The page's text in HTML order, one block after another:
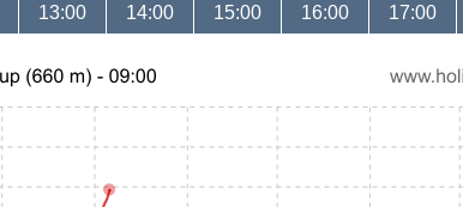
13:00 14:00 15:00 16:00 17:00